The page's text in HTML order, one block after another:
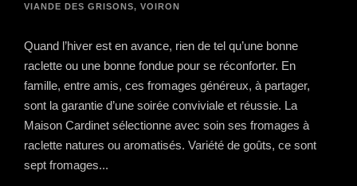
VIANDE DES GRISONS, VOIRON
Quand l’hiver est en avance, rien de tel qu’une bonne
raclette ou une bonne fondue pour se réconforter. En
famille, entre amis, ces fromages généreux, à partager,
sont la garantie d’une soirée conviviale et réussie. La
Maison Cardinet sélectionne avec soin ses fromages à
raclette natures ou aromatisés. Variété de goûts, ce sont
sept fromages...